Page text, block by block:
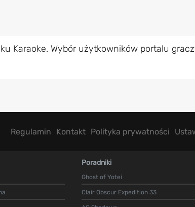
Karaoke. Wybór użytkowników portalu
Regulamin Kontakt Polityka prywatności
Poradniki
Ghost of Yotei
Clair Obscur Expedition 33